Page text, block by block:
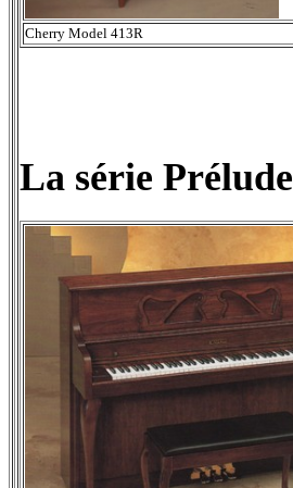
Cherry Model 413R
La série Prélude